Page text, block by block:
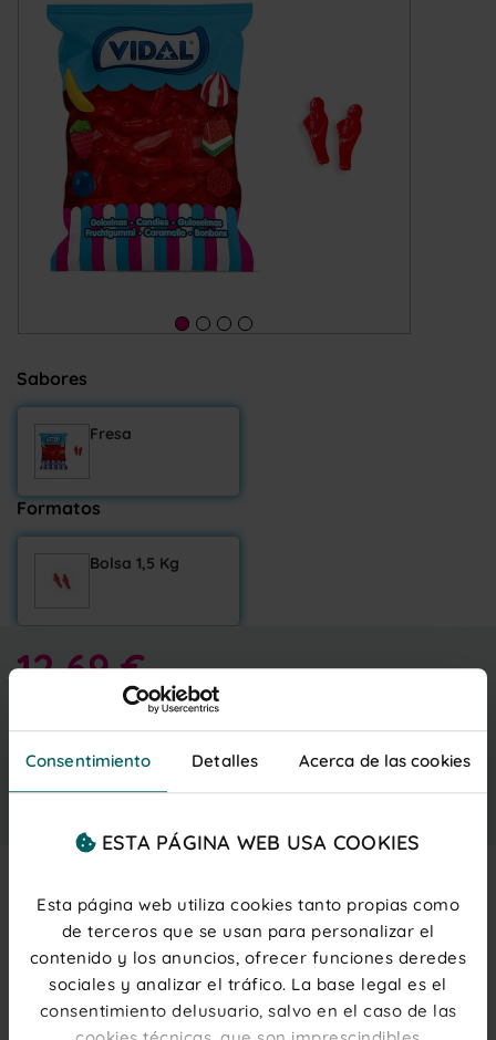
Consentimiento Detalles Acerca de las cookies
ESTA PÁGINA WEB USA COOKIES
Esta página web utiliza cookies tanto propias como
de terceros que se usan para personalizar el
contenido y los anuncios, ofrecer funciones deredes
sociales y analizar el tráfico. La base legal es el
consentimiento delusuario, salvo en el caso de las
Sabores
Fresa
Formatos
Bolsa 1,5 Kg
12,69 €
Añadir al carrito
Description
Chuche original de Vidal Golosinas con sabor a fresa
su forma de niño meón, la hace completamente
inconfundible.No te pierdas una de las chuches más
divertidas porquesu textura y sabor te encantará .